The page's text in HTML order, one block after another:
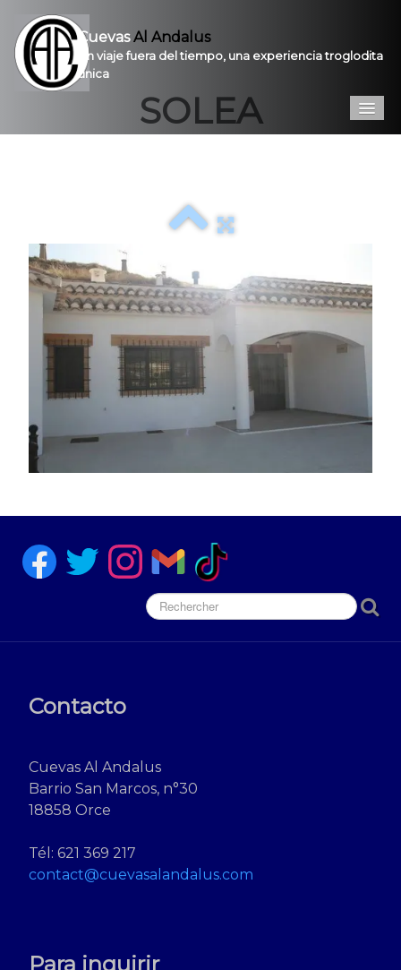
CuevasAl Andalus
Un viaje fuera del tiempo, una experiencia troglodita
única
Prestaciones
Contacto
VPC
SOLEA
Contacto
Cuevas Al Andalus
Barrio San Marcos, n°30
18858 Orce
Tél: 621 369 217
contact@cuevasalandalus.com
Para inquirir